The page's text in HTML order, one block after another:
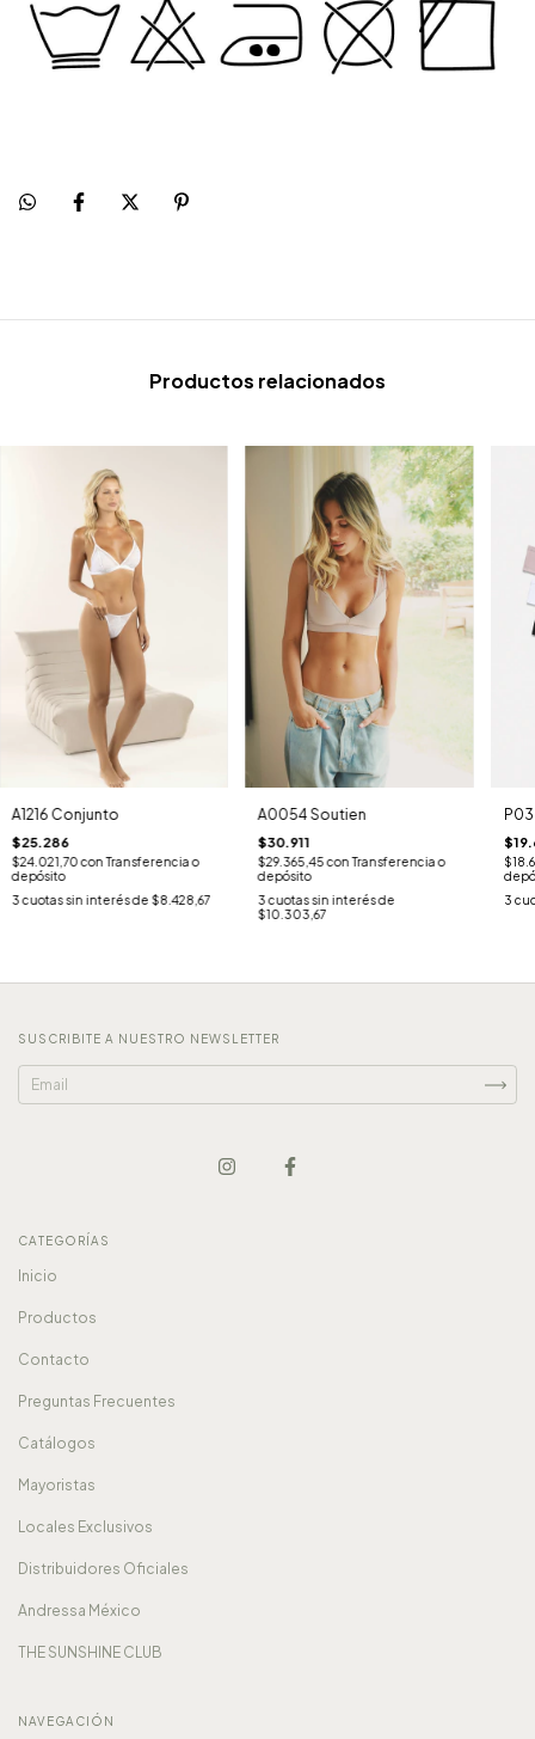
Productos relacionados
A1216 Conjunto
$25.286
$24.021,70con Transferencia o
depósito
3 cuotas sin interés de $8.428,67
A0054 Soutien
$30.911
$29.365,45con Transferencia o
depósito
3 cuotas sin interés de
$10.303,67
3
SUSCRIBITE A NUESTRO NEWSLETTER
CATEGORÍAS
Inicio
Productos
Contacto
Preguntas Frecuentes
Catálogos
Mayoristas
Locales Exclusivos
Distribuidores Oficiales
Andressa México
THE SUNSHINE CLUB
NAVEGACIÓN